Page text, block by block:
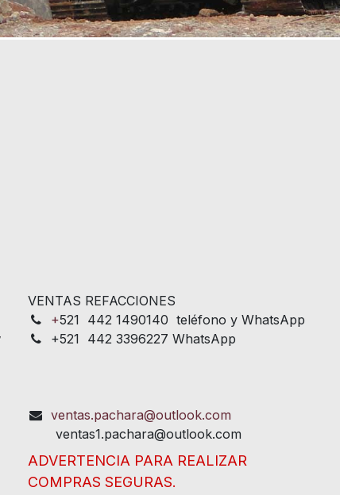
VENTAS REFACCIONES
+521 442 1490140 teléfono y WhatsApp
+521 442 3396227 WhatsApp
ventas.pachara@outlook.com
ventas1.pachara@outlook.com
ADVERTENCIA PARA REALIZAR
COMPRAS SEGURAS.